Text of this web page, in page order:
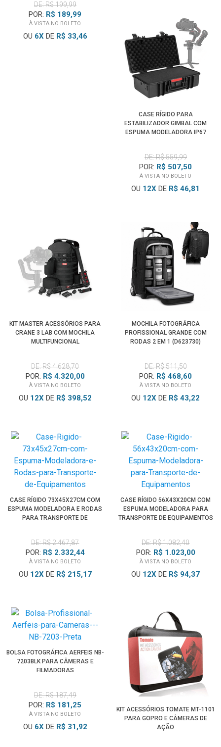
DE: R$ 199,99
POR: R$ 189,99
À VISTA NO BOLETO
OU 6XDE R$ 33,46
CASE RÍGIDO PARA
ESTABILIZADOR GIMBAL COM
ESPUMA MODELADORA IP67
DE: R$ 559,99
POR: R$ 507,50
À VISTA NO BOLETO
OU 12X DE R$ 46,81
KIT MASTER ACESSÓRIOS PARA
CRANE 3 LAB COM MOCHILA
MULTIFUNCIONAL
DE: R$ 4.628,70
POR: R$ 4.320,00
À VISTA NO BOLETO
OU 12XDE R$ 398,52
MOCHILA FOTOGRÁFICA
PROFISSIONAL GRANDE COM
RODAS 2 EM 1 (D623730)
DE: R$ 511,50
POR: R$ 468,60
À VISTA NO BOLETO
OU 12X DE R$ 43,22
CASE RÍGIDO 73X45X27CM COM
ESPUMA MODELADORA E RODAS
PARA TRANSPORTE DE
DE: R$ 2.467,87
POR: R$ 2.332,44
À VISTA NO BOLETO
OU 12XDE R$ 215,17
CASE RÍGIDO 56X43X20CM COM
ESPUMA MODELADORA PARA
TRANSPORTE DE EQUIPAMENTOS
DE: R$ 1.082,40
POR: R$ 1.023,00
À VISTA NO BOLETO
OU 12X DE R$ 94,37
BOLSA FOTOGRÁFICA AERFEIS NB-
7203BLK PARA CÂMERAS E
FILMADORAS
DE: R$ 187,49
POR: R$ 181,25
À VISTA NO BOLETO
OU 6XDE R$ 31,92
KIT ACESSÓRIOS TOMATE MT-1101
PARA GOPRO E CÂMERAS DE
AÇÃO